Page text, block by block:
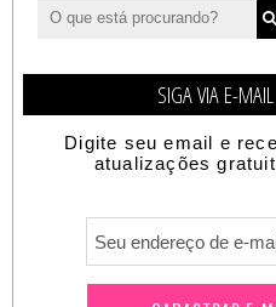
SIGA VIA E-MAIL
Digite seu email e
atualizações